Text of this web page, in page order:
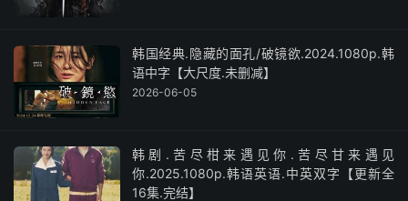
韩国经典.隐藏的面孔/破镜欲.2024.1080p.韩
语中字【大尺度.未删减】
2026-06-05
韩剧.苦尽柑来遇见你.苦尽甘来遇见
你.2025.1080p.韩语英语.中英双字【更新全
16集.完结】